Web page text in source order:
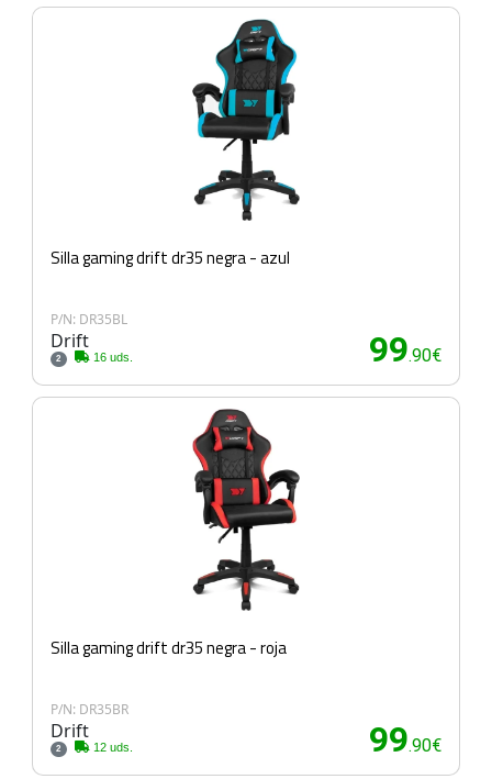
Silla gaming drift dr35 negra - azul
P/N: DR35BL
Drift
2 16 uds. 99.90€
Silla gaming drift dr35 negra - roja
P/N: DR35BR
Drift
2 12 uds. 99.90€